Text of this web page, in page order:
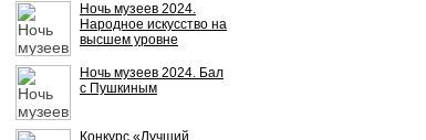
Ночь музеев 2024.
Народное искусство на
высшем уровне
Ночь музеев 2024. Бал
с Пушкиным
Конкурс «Лучший